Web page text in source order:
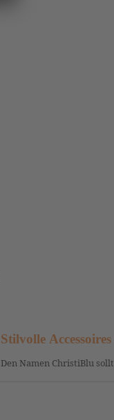
Stilvolle
Den Namen ChristiBlu